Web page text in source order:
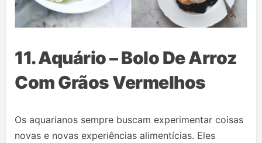
11. Aquário – Bolo De Arroz
Com Grãos Vermelhos
Os aquarianos sempre buscam experimentar coisas
novas e novas experiências alimentícias. Eles